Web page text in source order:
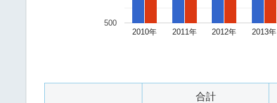
2010年 2011年 2012年 2013年
500
合計